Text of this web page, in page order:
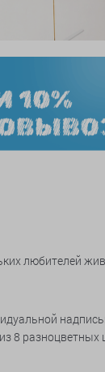
любителей
из 8